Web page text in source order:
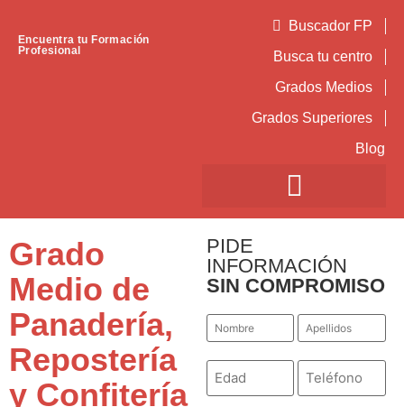
Encuentra tu Formación
Profesional
Buscador FP
Busca tu centro
Grados Medios
Grados Superiores
Blog
Grado
Medio de
Panadería,
Repostería
y Confitería
PIDE
INFORMACIÓN
SIN COMPROMISO
Nombre Apellidos
*
Número Teléfono